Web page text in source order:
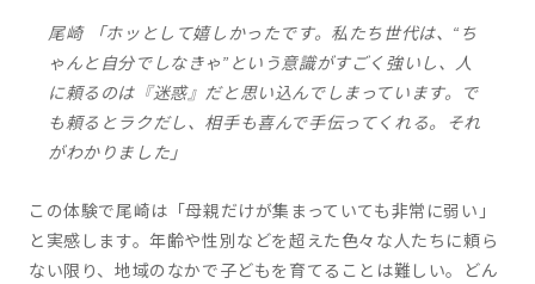
尾崎 「ホッとして嬉しかったです。私たち世代は、“ち
ゃんと自分でしなきゃ”という意識がすごく強いし、人
に頼るのは『迷惑』だと思い込んでしまっています。で
も頼るとラクだし、相手も喜んで手伝ってくれる。それ
がわかりました」
この体験で尾崎は「母親だけが集まっていても非常に弱い」
と実感します。年齢や性別などを超えた色々な人たちに頼ら
ない限り、地域のなかで子どもを育てることは難しい。どん